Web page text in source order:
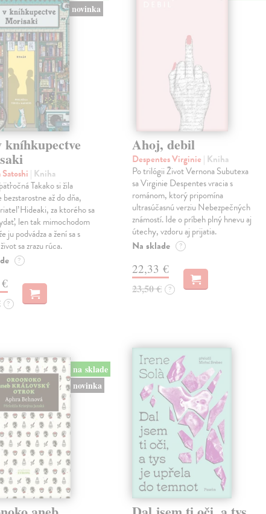
novinka
kníhkupectve
Satoshi | Kniha
Takako si žila
až do dňa,
Hideaki, za ktorého sa
len tak mimochodom
ju podvádza a žení sa s
sa zrazu rúca.
?
?
Ahoj, debil
Despentes Virginie | Kniha
Po trilógii Život Vernona Subutexa
sa Virginie Despentes vracia s
románom, ktorý pripomína
ultrasúčasnú verziu Nebezpečných
známostí. Ide o príbeh plný hnevu aj
útechy, vzdoru aj prijatia.
Na sklade ?
22,33 €
23,50 € ?
na sklade
novinka